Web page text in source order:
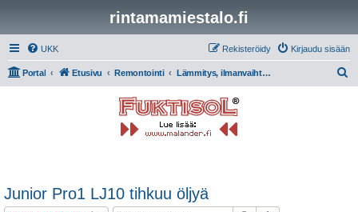
rintamamiestalo.fi
UKK Kirjaudu sisään
Rekisteröidy
Portal Etusivu Remontointi Lämmitys, ilmanvaihto, putket ja sähkö
Junior Pro1 LJ10 tihkuu öljyä